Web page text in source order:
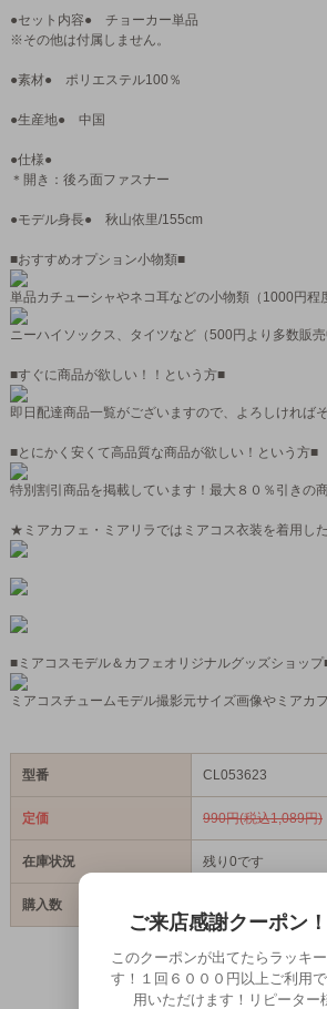
●セット内容● チョーカー単品
※その他は付属しません。
●素材● ポリエステル100％
●生産地● 中国
●仕様●
＊開き：後ろ面ファスナー
●モデル身長● 秋山依里/155cm
■おすすめオプション小物類■
単品カチューシャやネコ耳などの小物類（1000円程
ニーハイソックス、タイツなど（500円より多数販売
■すぐに商品が欲しい！！という方■
即日配達商品一覧がございますので、よろしければ
■とにかく安くて高品質な商品が欲しい！という方■
特別割引商品を掲載しています！最大８０％引きの
★ミアカフェ・ミアリラではミアコス衣装を着用し
■ミアコスモデル＆カフェオリジナルグッズショップ
ミアコスチュームモデル撮影元サイズ画像やミアカ
型番 CL053623
定価 990円(税込1,089円)
在庫状況 残り0です
購入数
ご来店感謝クーポン
このクーポンが出てたらラッキ
す！１回６０００円以上ご利用
用いただけます！リピーター